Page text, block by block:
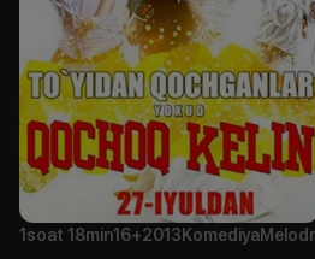
1soat 18min16+2013 Komediya